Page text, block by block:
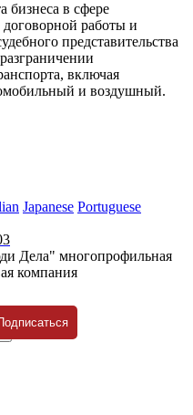
бизнеса в сфере
работы и
представительства
включая
и воздушный.
Japanese Portuguese
Дела" многопрофильная
компания